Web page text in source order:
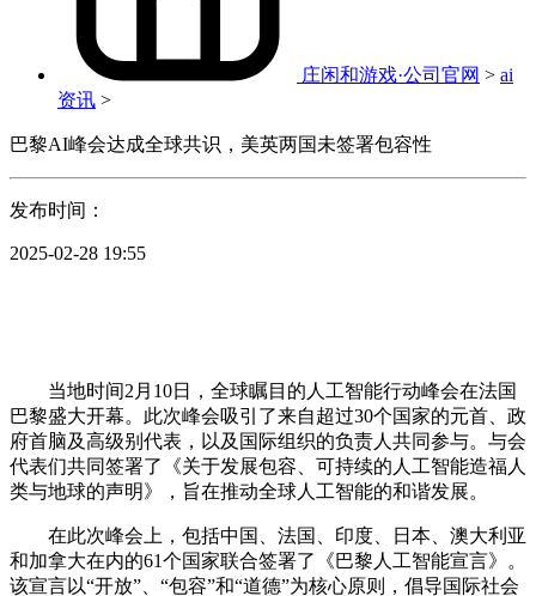
庄闲和游戏·公司官网 > ai
资讯 >
巴黎AI峰会达成全球共识，美英两国未签署包容性
发布时间：
2025-02-28 19:55
当地时间2月10日，全球瞩目的人工智能行动峰会在法国
巴黎盛大开幕。此次峰会吸引了来自超过30个国家的元首、政
府首脑及高级别代表，以及国际组织的负责人共同参与。与会
代表们共同签署了《关于发展包容、可持续的人工智能造福人
类与地球的声明》，旨在推动全球人工智能的和谐发展。
在此次峰会上，包括中国、法国、印度、日本、澳大利亚
和加拿大在内的61个国家联合签署了《巴黎人工智能宣言》。
该宣言以“开放”、“包容”和“道德”为核心原则，倡导国际社会